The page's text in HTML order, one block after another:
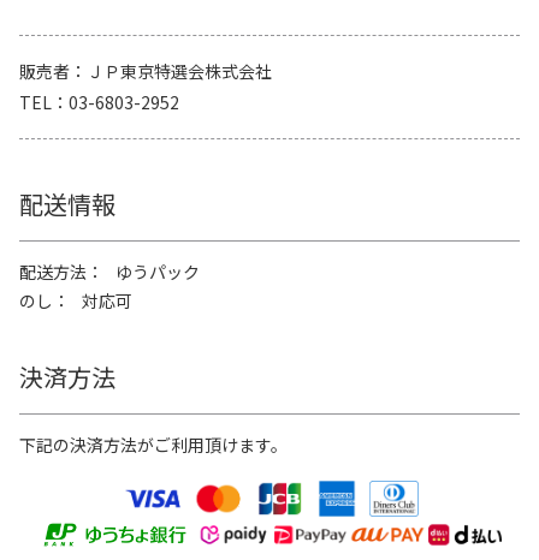
販売者
ＪＰ東京特選会株式会社
TEL
03-6803-2952
配送情報
配送方法
ゆうパック
のし
対応可
決済方法
下記の決済方法がご利用頂けます。